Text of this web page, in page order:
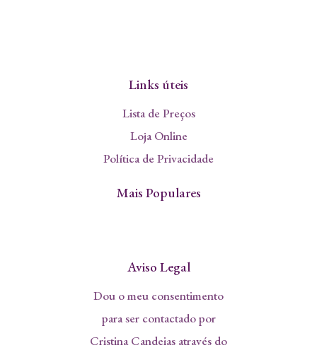
Links úteis
Lista de Preços
Loja Online
Política de Privacidade
Mais Populares
Aviso Legal
Dou o meu consentimento
para ser contactado por
Cristina Candeias através do